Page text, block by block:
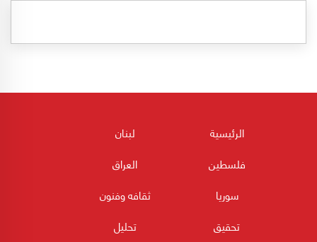
الرئيسية
لبنان
فلسطين
العراق
سوريا
ثقافه وفنون
تحقيق
تحليل